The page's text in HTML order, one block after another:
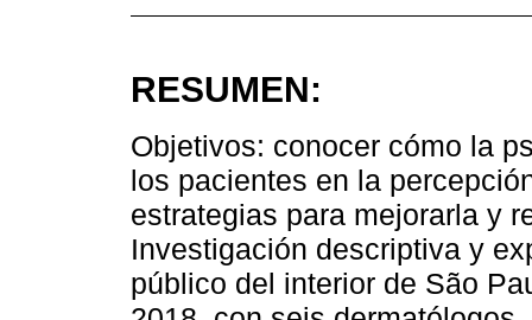
RESUMEN:
Objetivos: conocer cómo la
los pacientes en la
estrategias para mejorarla y
Investigación descriptiva y
público del interior de São